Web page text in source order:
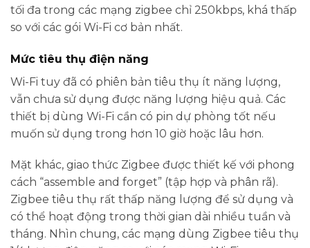
tối đa trong các mạng zigbee chỉ 250kbps, khá thấp
so với các gói Wi-Fi cơ bản nhất.
Mức tiêu thụ điện năng
Wi-Fi tuy đã có phiên bản tiêu thụ ít năng lượng,
vẫn chưa sử dụng được năng lượng hiệu quả. Các
thiết bị dùng Wi-Fi cần có pin dự phòng tốt nếu
muốn sử dụng trong hơn 10 giờ hoặc lâu hơn.
Mặt khác, giao thức Zigbee được thiết kế với phong
cách “assemble and forget” (tập hợp và phân rã).
Zigbee tiêu thụ rất thấp năng lượng để sử dụng và
có thể hoạt động trong thời gian dài nhiều tuần và
tháng. Nhìn chung, các mạng dùng Zigbee tiêu thụ